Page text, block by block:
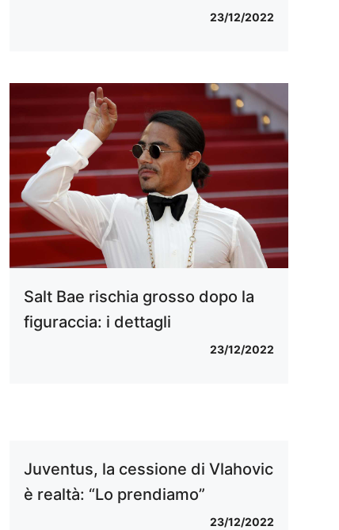
23/12/2022
Salt Bae rischia grosso dopo la
figuraccia: i dettagli
23/12/2022
Juventus, la cessione di Vlahovic
è realtà: “Lo prendiamo”
23/12/2022